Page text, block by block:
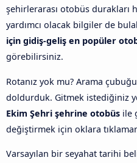
şehirlerarası otobüs durakları
yardımcı olacak bilgiler de
için gidiş-geliş en popüler
görebilirsiniz.
Rotanız yok mu? Arama
doldurduk. Gitmek istediğiniz
Ekim Şehri şehrine otobüs ile
değiştirmek için oklara
Varsayılan bir seyahat tarihi